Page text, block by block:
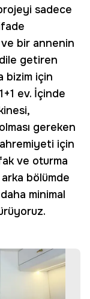
sadece
ve bir annenin
getiren
bizim için
ev. İçinde
gereken
için
ve oturma
bölümde
minimal